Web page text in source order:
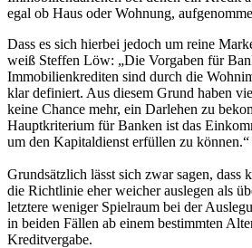
egal ob Haus oder Wohnung,
Dass es sich hierbei jedoch um reine
weiß Steffen Löw: „Die Vorgaben für
Immobilienkrediten sind durch die
klar definiert. Aus diesem Grund haben
keine Chance mehr, ein Darlehen zu
Hauptkriterium für Banken ist das
um den Kapitaldienst erfüllen zu können.“
Grundsätzlich lässt sich zwar sagen, dass
die Richtlinie eher weicher auslegen als
letztere weniger Spielraum bei der
in beiden Fällen ab einem bestimmten
Kreditvergabe.